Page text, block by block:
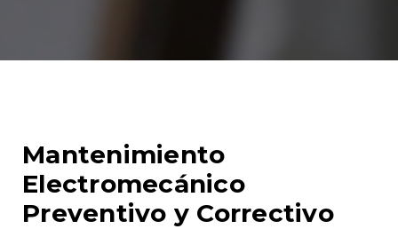
Mantenimiento
Electromecánico
Preventivo y Correctivo